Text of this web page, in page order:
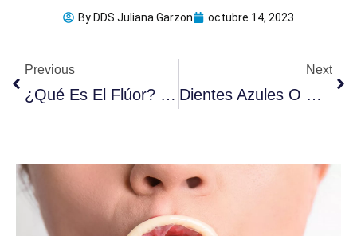
By DDS Juliana Garzon octubre 14, 2023
Previous
¿Qué Es El Flúor? 5 Productos Para Incorporarlo A Su Rutina
Next
Dientes Azules O Grises: 2 Causas Principales Que Debes Conocer